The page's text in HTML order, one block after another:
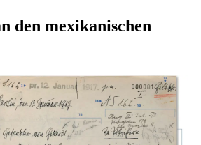
den mexikanischen